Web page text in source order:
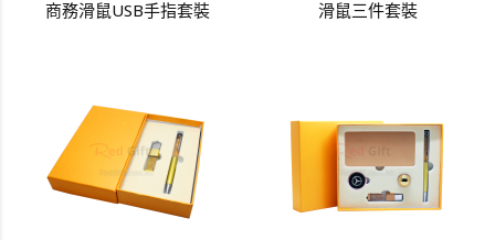
商務滑鼠USB手指套裝 滑鼠三件套裝